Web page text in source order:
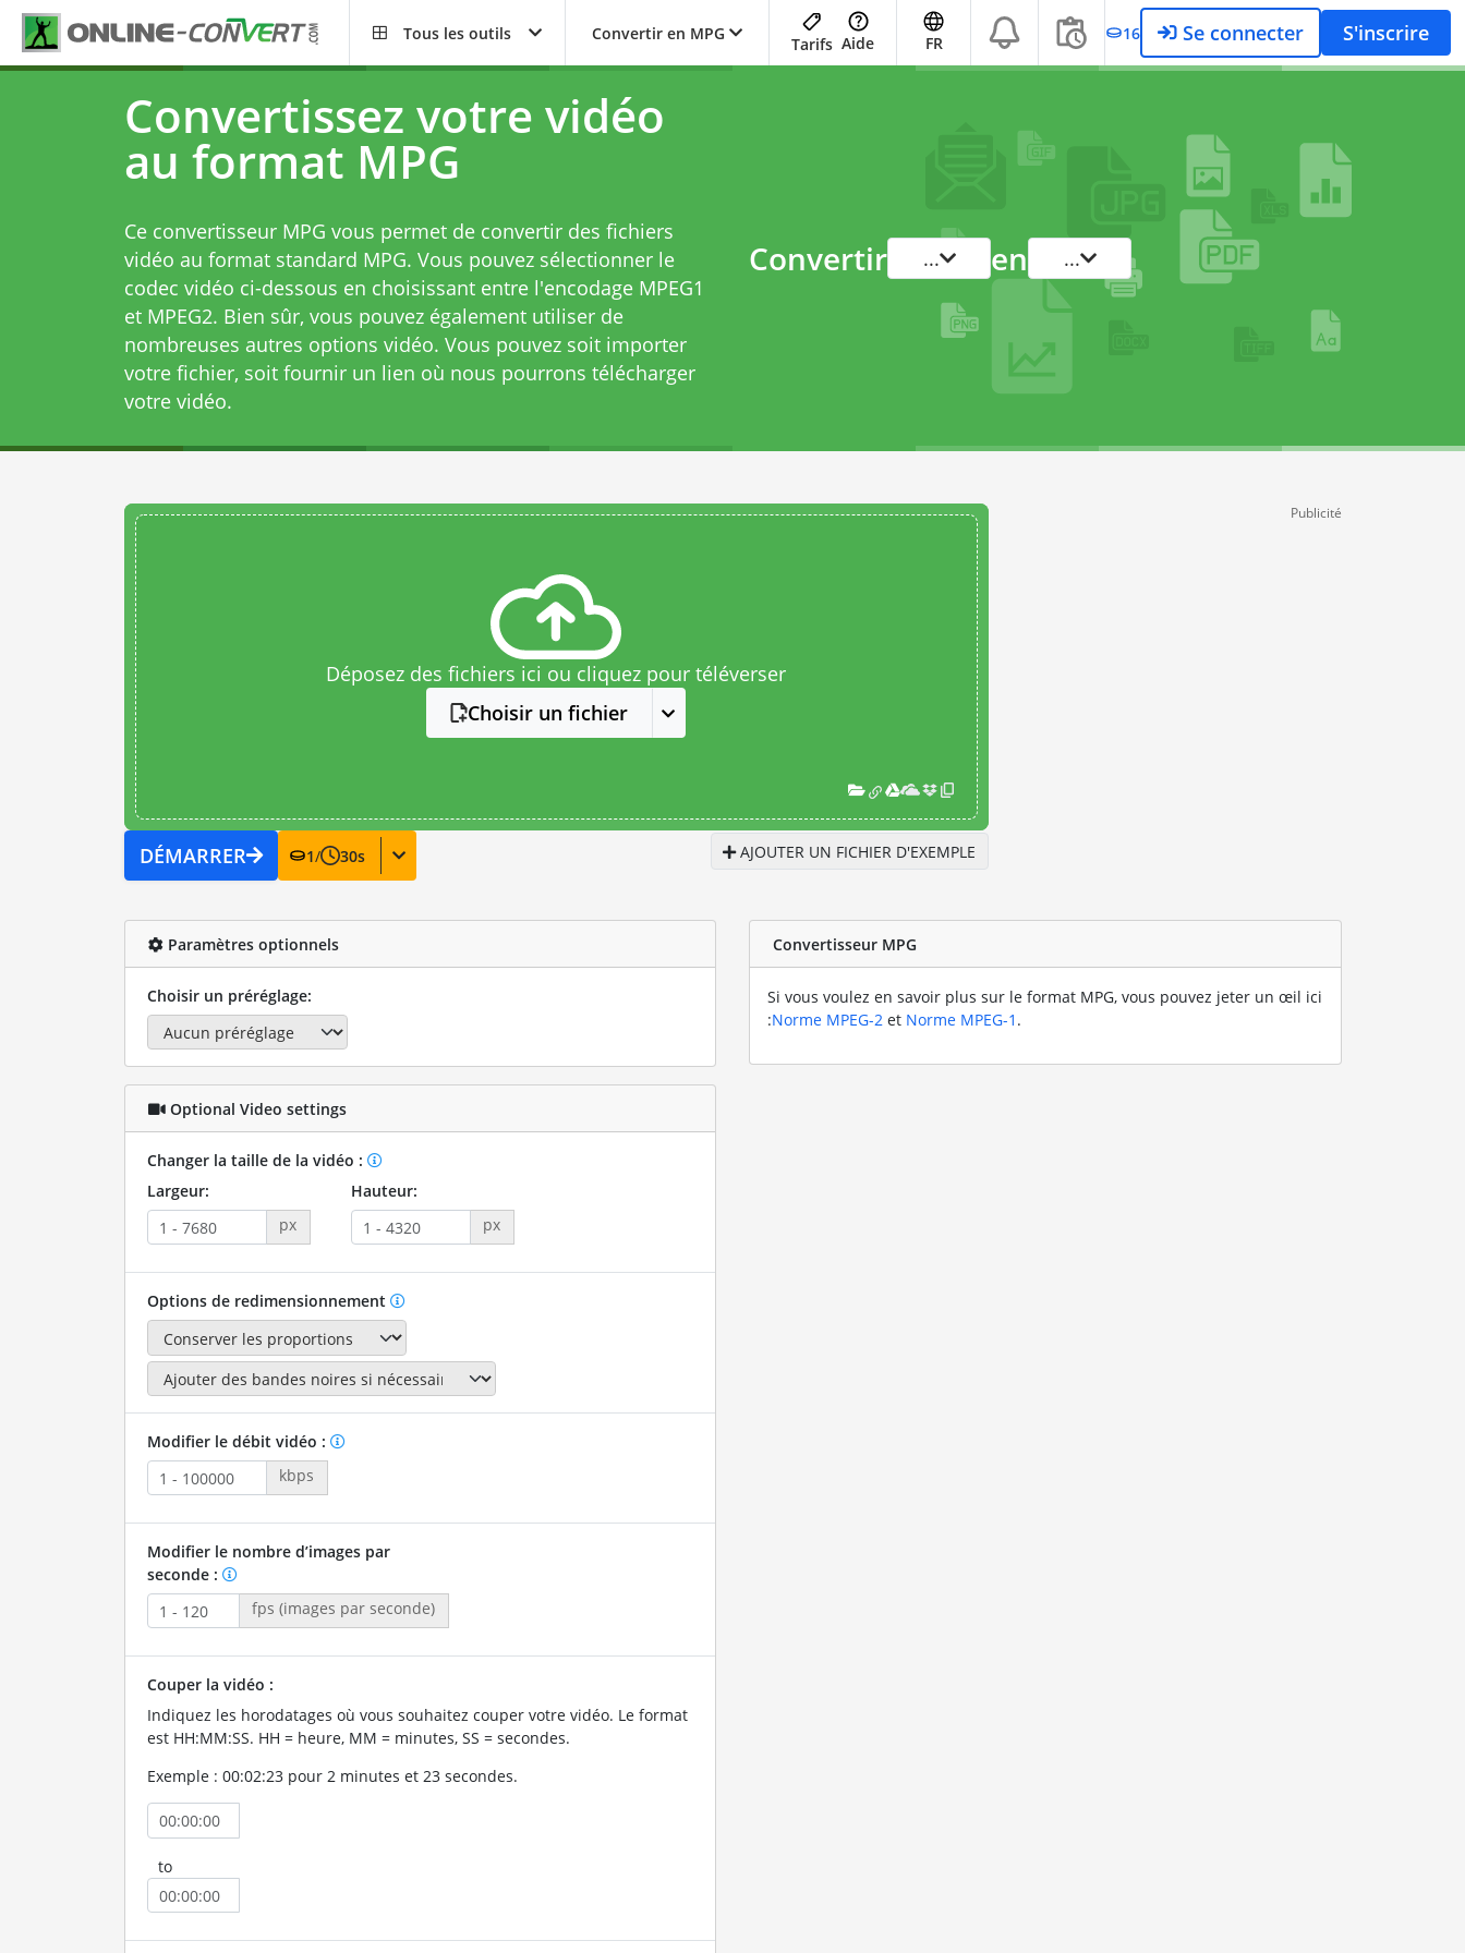
Tous les outils Convertir en MPG
Tarifs Aide FR 16 Se connecter S'inscrire
Convertissez votre vidéo
au format MPG
Ce convertisseur MPG vous permet de convertir des fichiers
vidéo au format standard MPG. Vous pouvez sélectionner le
codec vidéo ci-dessous en choisissant entre l'encodage MPEG1
et MPEG2. Bien sûr, vous pouvez également utiliser de
nombreuses autres options vidéo. Vous pouvez soit importer
votre fichier, soit fournir un lien où nous pourrons télécharger
votre vidéo.
Convertir ... en ...
Déposez des fichiers ici ou cliquez pour téléverser
Choisir un fichier
DÉMARRER 1/ 30s AJOUTER UN FICHIER D'EXEMPLE
Publicité
Paramètres optionnels
Choisir un préréglage:
Optional Video settings
Changer la taille de la vidéo :
Largeur:
px
Hauteur:
px
Options de redimensionnement
Modifier le débit vidéo :
kbps
Modifier le nombre d’images par
seconde :
fps (images par seconde)
Couper la vidéo :
Indiquez les horodatages où vous souhaitez couper votre vidéo. Le format
est HH:MM:SS. HH = heure, MM = minutes, SS = secondes.
Exemple : 00:02:23 pour 2 minutes et 23 secondes.
to
Convertisseur MPG
Si vous voulez en savoir plus sur le format MPG, vous pouvez jeter un œil ici
:Norme MPEG-2 et Norme MPEG-1 .